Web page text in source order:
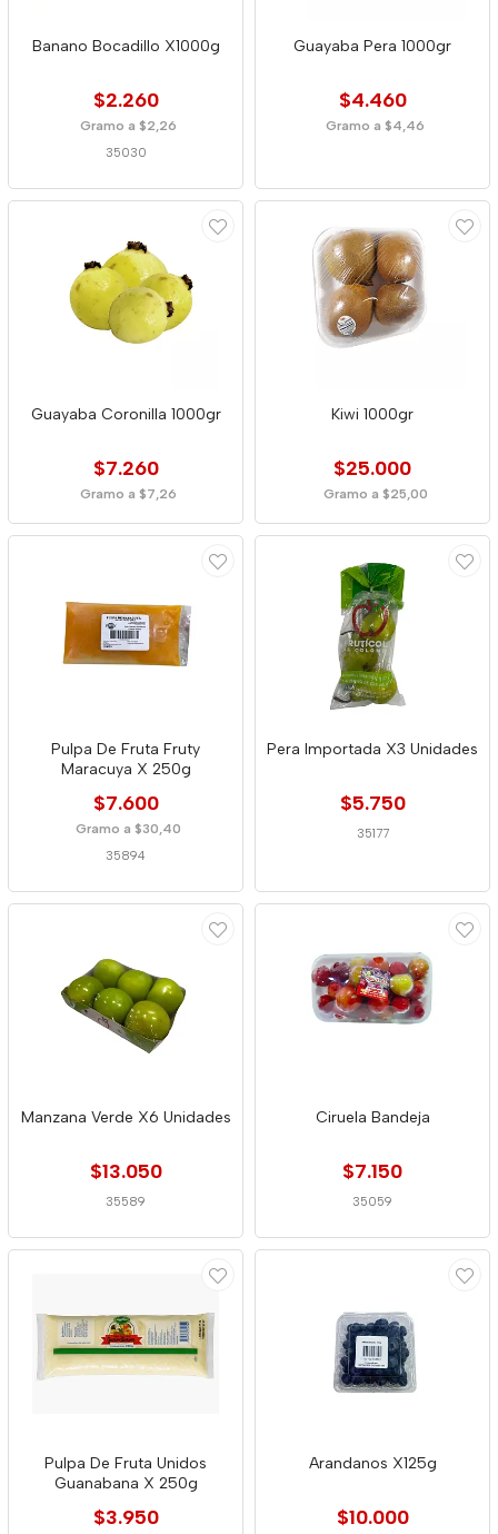
Banano Bocadillo X1000g
$2.260
Gramo a $2,26
35030
Guayaba Pera 1000gr
$4.460
Gramo a $4,46
Guayaba Coronilla 1000gr
$7.260
Gramo a $7,26
Kiwi 1000gr
$25.000
Gramo a $25,00
Pulpa De Fruta Fruty
Maracuya X 250g
$7.600
Gramo a $30,40
35894
Pera Importada X3 Unidades
$5.750
35177
Manzana Verde X6 Unidades
$13.050
35589
Ciruela Bandeja
$7.150
35059
Pulpa De Fruta Unidos
Guanabana X 250g
$3.950
Arandanos X125g
$10.000